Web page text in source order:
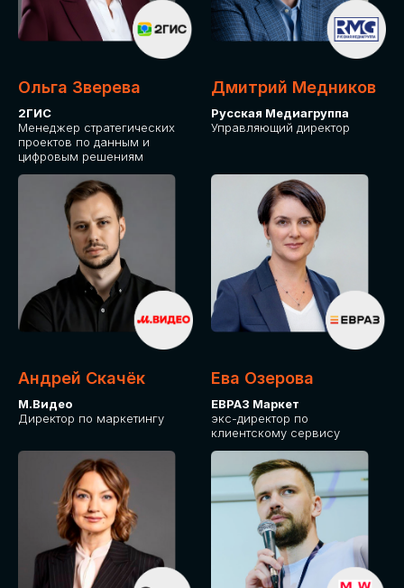
Ольга Зверева
2ГИС
Менеджер стратегических
проектов по данным и
цифровым решениям
Дмитрий Медников
Русская Медиагруппа
Управляющий директор
Андрей Скачёк
М.Видео
Директор по маркетингу
Ева Озерова
ЕВРАЗ Маркет
экс-директор по
клиентскому сервису